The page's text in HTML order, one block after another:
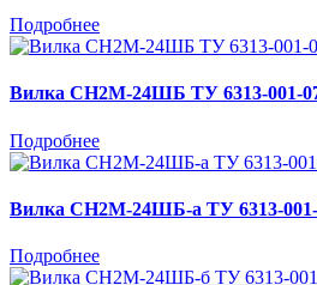
Подробнее
Вилка СН2М-24ШБ ТУ 6313-001-
Подробнее
Вилка СН2М-24ШБ-а ТУ 6313-001-
Подробнее